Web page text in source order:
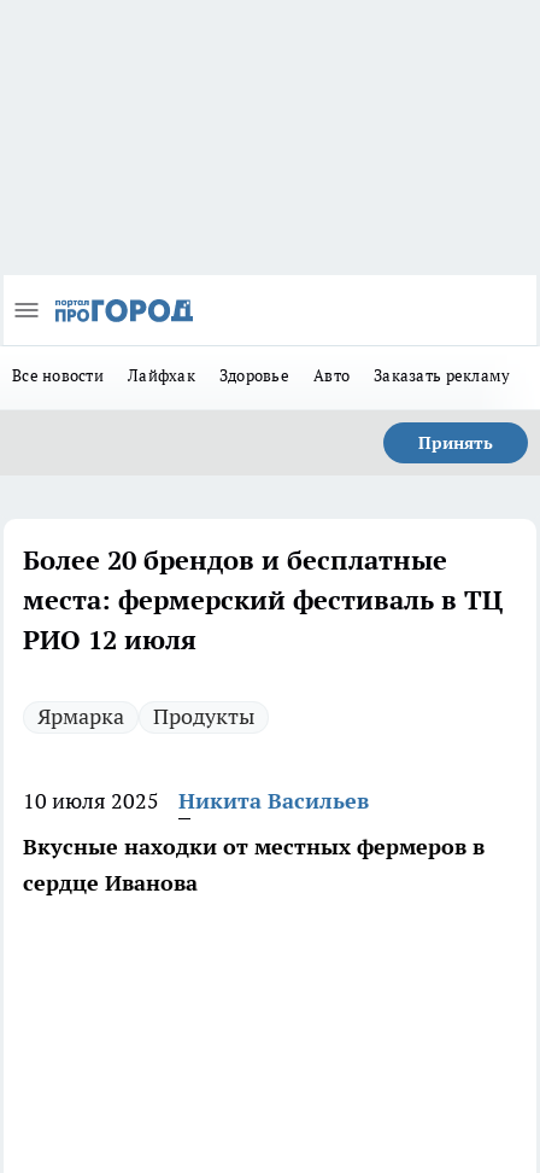
Все новости Лайфхак Здоровье Авто Заказать рекламу
Принять
Более 20 брендов и бесплатные
места: фермерский фестиваль в ТЦ
РИО 12 июля
Ярмарка Продукты
10 июля 2025
Никита Васильев
Вкусные находки от местных фермеров в
сердце Иванова